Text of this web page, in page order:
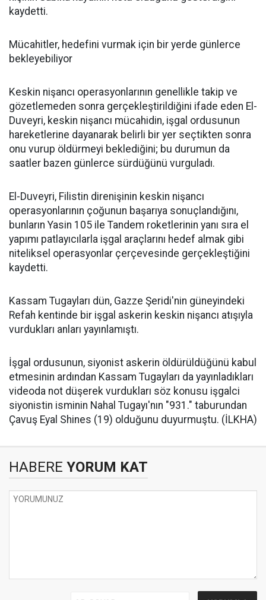
kaydetti.
Mücahitler, hedefini vurmak için bir yerde günlerce
bekleyebiliyor
Keskin nişancı operasyonlarının genellikle takip ve
gözetlemeden sonra gerçekleştirildiğini ifade eden El-
Duveyri, keskin nişancı mücahidin, işgal ordusunun
hareketlerine dayanarak belirli bir yer seçtikten sonra
onu vurup öldürmeyi beklediğini; bu durumun da
saatler bazen günlerce sürdüğünü vurguladı.
El-Duveyri, Filistin direnişinin keskin nişancı
operasyonlarının çoğunun başarıya sonuçlandığını,
bunların Yasin 105 ile Tandem roketlerinin yanı sıra el
yapımı patlayıcılarla işgal araçlarını hedef almak gibi
niteliksel operasyonlar çerçevesinde gerçekleştiğini
kaydetti.
Kassam Tugayları dün, Gazze Şeridi'nin güneyindeki
Refah kentinde bir işgal askerin keskin nişancı atışıyla
vurdukları anları yayınlamıştı.
İşgal ordusunun, siyonist askerin öldürüldüğünü kabul
etmesinin ardından Kassam Tugayları da yayınladıkları
videoda not düşerek vurdukları söz konusu işgalci
siyonistin isminin Nahal Tugayı'nın "931." taburundan
Çavuş Eyal Shines (19) olduğunu duyurmuştu. (İLKHA)
HABERE YORUM KAT